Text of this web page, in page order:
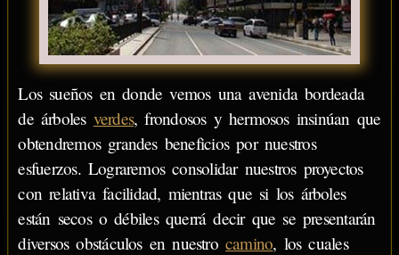
Los sueños en donde vemos una avenida bordeada
de árboles verdes, frondosos y hermosos insinúan que
obtendremos grandes beneficios por nuestros
esfuerzos. Lograremos consolidar nuestros proyectos
con relativa facilidad, mientras que si los árboles
están secos o débiles querrá decir que se presentarán
diversos obstáculos en nuestrocamino, los cuales